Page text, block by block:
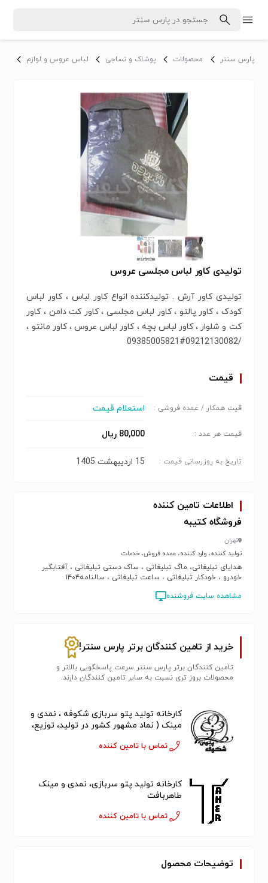
پارس سنتر محصولات پوشاک و نساجی لباس عروس و لوازم
تولیدی کاور لباس مجلسی عروس
تولیدی کاور آرش . تولیدکننده انواع کاور لباس ، کاور لباس
کودک ، کاور پالتو ، کاور لباس مجلسی ، کاور کت دامن ، کاور
کت و شلوار ، کاور لباس بچه ، کاور لباس عروس ، کاور مانتو ،
/09212130082#09385005821
قیمت
قیت همکار / عمده فروشی : استعلام قیمت
قیمت هر عدد : 80,000 ریال
تاریخ به روزرسانی قیمت : 15 اردیبهشت 1405
اطلاعات تامین کننده
فروشگاه کتیبه
تهران
تولید کننده، وارد کننده، عمده فروش، خدمات
هدایای تبلیغاتی، ماگ تبلیغاتی ، ساک دستی تبلیغاتی ، آفتابگیر
خودرو ، خودکار تبلیغاتی ، ساعت تبلیغاتی ، سالنامه۱۴۰۴
مشاهده سایت فروشنده
خرید از تامین کنندگان برتر پارس سنتر!
تامین کنندگان برتر پارس سنتر سرعت پاسخگویی بالاتر و
محصولات بروز تری نسبت به سایر تامین کنندگان دارند.
کارخانه تولید پتو سربازی شکوفه ، نمدی و
مینک ( نماد مشهور کشور در تولید، توزیع،
تماس با تامین کننده
کارخانه تولید پتو سربازی، نمدی و مینک
طاهربافت
تماس با تامین کننده
توضیحات محصول